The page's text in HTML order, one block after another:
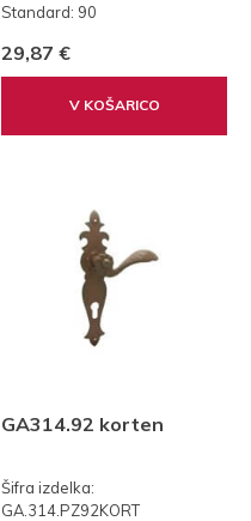
Standard: 90
29,87 €
V KOŠARICO
GA314.92 korten
Šifra izdelka:
GA.314.PZ92KORT